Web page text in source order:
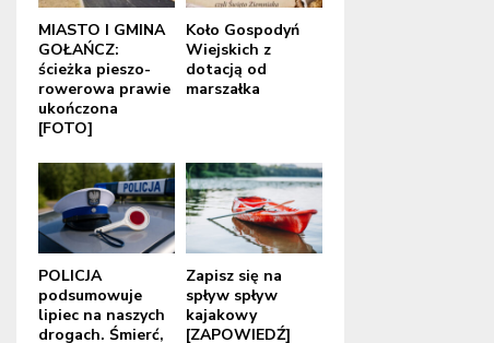
MIASTO I GMINA
GOŁAŃCZ:
ścieżka pieszo-
rowerowa prawie
ukończona
[FOTO]
Koło Gospodyń
Wiejskich z
dotacją od
marszałka
POLICJA
podsumowuje
lipiec na naszych
drogach. Śmierć,
Zapisz się na
spływ spływ
kajakowy
[ZAPOWIEDŹ]